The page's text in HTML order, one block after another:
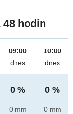
hodin
09:00
dnes
0 %
0 mm
10:00
dnes
0 %
0 mm